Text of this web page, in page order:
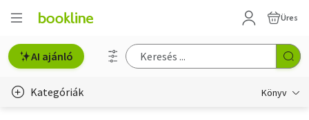
Üres
AI ajánló
Kategóriák Könyv